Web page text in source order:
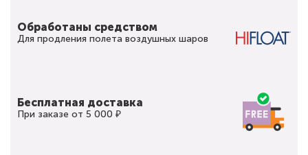
Обработаны средством
Для продления полета воздушных шаров
Бесплатная доставка
При заказе от 5 000 ₽